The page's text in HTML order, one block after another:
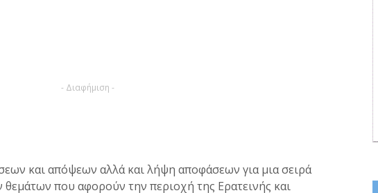
- Διαφήμιση -
και απόψεων αλλά και λήψη αποφάσεων για μια σειρά
που αφορούν την περιοχή της Ερατεινής και